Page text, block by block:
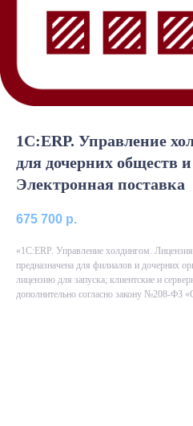
1С:ERP. Управление
для дочерних обществ
Электронная поставка
675 700 р.
«1С:ERP. Управление холдингом.
предназначена для филиалов и дочерних
лицензию для запуска; клиентские и
дополнительно согласно закону №208-ФЗ